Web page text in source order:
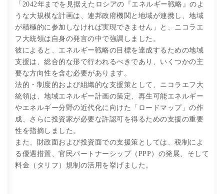
「2042年までを見据えたロシアの『エネルギー戦略』のよ
うな大規模な計画は、連邦政府機関と地域が連携し、地域
が積極的に参加しなければ実現できません」と、ニコラエ
フ大統領は自身の発言の中で強調しました。
彼によると、エネルギー戦略の目標を達成するための地域
支援は、総合的な形で行われるべきであり、いくつかの主
要な方向性を含む必要があります。
法的・制度的および組織的な支援策として、ニコラエフ大
統領は、地域エネルギー計画の策定、再生可能エネルギー
やエネルギー分野の近代化に向けた「ロードマップ」の作
成、さらに投資家が必要な許認可を得るための支援の重要
性を指摘しました。
また、財政面および投資面での支援策としては、税制によ
る優遇措置、官民パートナーシップ（PPP）の発展、そして
料金（タリフ）規制の活用を挙げました。